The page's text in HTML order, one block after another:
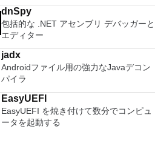
Presentation Multimedia presentations
creator. Spreadsheets Powerful tool for
data processing and analysis. 100%
compatible with MS Office document file
types (.docx, .pptx, .xlsx, etc.).
Thousands of free document templates.
Built-in PDF reader. Mobile device
support (iOS and Android). WPS Cloud
Storage included. Although it is a free
suite, WPS Office 2016 Free comes
with many innovative features, including
LiveXP、Knoppix、Kubuntu、Linux
Mint、NT Password Registry Editor、
OpenSUSE、Parted Magic、
Ubuntu、Ultimate Boot CD、Windows
XP（SP2以降）、Windows Server 2003
R2、Windows Vista、Windows 7、
Windows 8。 *このリストは完全ではあ
りません。 サポートされている言語は
次のとおりです。インドネシア語、マレ
ーシア語、セシュティナ、ダンスク、ド
2007。 Microsoft Office PowerPoint
2007。 Microsoft Office Publisher
2007。 Microsoft Office Visio 2007。
Microsoft Office Word 2007。 2007
Microsoft Officeプログラムのこの
Microsoft Save as PDFまたはXPSアド
インは、2007 Microsoft Office systemソ
Microsoft Office systemソフトウェアの
ライセンス条項の対象となります。 シ
ステム要件：サポートされているオペレ
比類のない再生サポートと独自の強化に
より、どこにいても簡単にリラックスで
きます。 新機能は次のとおりです。 4K
DHR向けに最適化 Ultra HD Blu-ray、
4K、HEVC / H.265およびHDR10コンテ
ンツをサポート全画面モードで21：9モ
ニターで2.35：1の映画を見る常時オン
のミニビューでYouTubeライブを見る
YouTubeおよびVimeoで4K HDRおよび
360ビデオを再生 VRエクスペリエンス
の向上：Microsoft Mixed Realityヘッド
dnSpy
包括的な .NET アセンブリ デバッガーと
エディター
jadx
Androidファイル用の強力なJavaデコン
パイラ
EasyUEFI
EasyUEFI を焼き付けて数分でコンピュ
ータを起動する